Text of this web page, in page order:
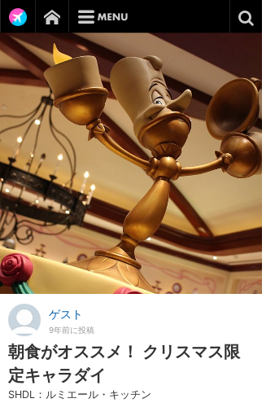
ゲスト
9年前に投稿
朝食がオススメ！ クリスマス限
定キャラダイ
SHDL：ルミエール・キッチン